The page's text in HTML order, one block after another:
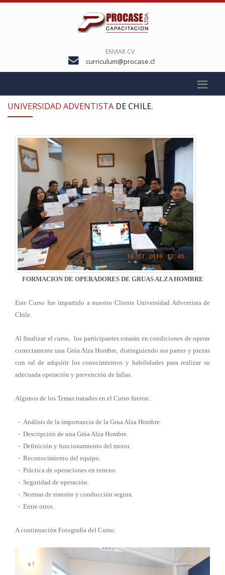
ENVIAR CV
curriculum@procase.cl
UNIVERSIDAD ADVENTISTA DE CHILE.
FORMACION DE OPERADORES DE GRUAS ALZA HOMBRE
Este Curso fue impartido a nuestro Cliente Universidad Adventista de
Chile.
Al finalizar el curso, los participantes estarán en condiciones de operar
correctamente una Grúa Alza Hombre, distinguiendo sus partes y piezas
con tal de adquirir los conocimientos y habilidades para realizar su
adecuada operación y prevención de fallas.
Algunos de los Temas tratados en el Curso fueron:
- Análisis de la importancia de la Grua Alza Hombre.
- Descripción de una Grúa Alza Hombre.
- Definición y funcionamiento del motor.
- Reconocimiento del equipo.
- Práctica de operaciones en terreno.
- Seguridad de operación.
- Normas de transito y conducción segura.
- Entre otros.
A continuación Fotografía del Curso: